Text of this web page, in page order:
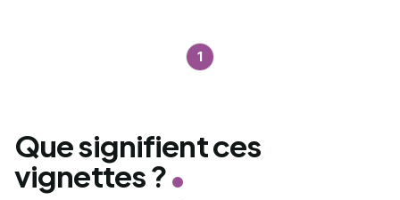
1
Que signifient ces
vignettes ?